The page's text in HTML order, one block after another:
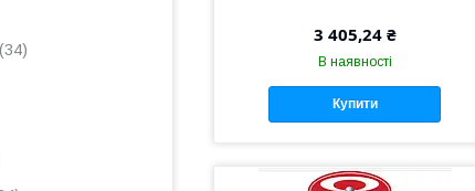
3 405,24 ₴
В наявності
Купити
34